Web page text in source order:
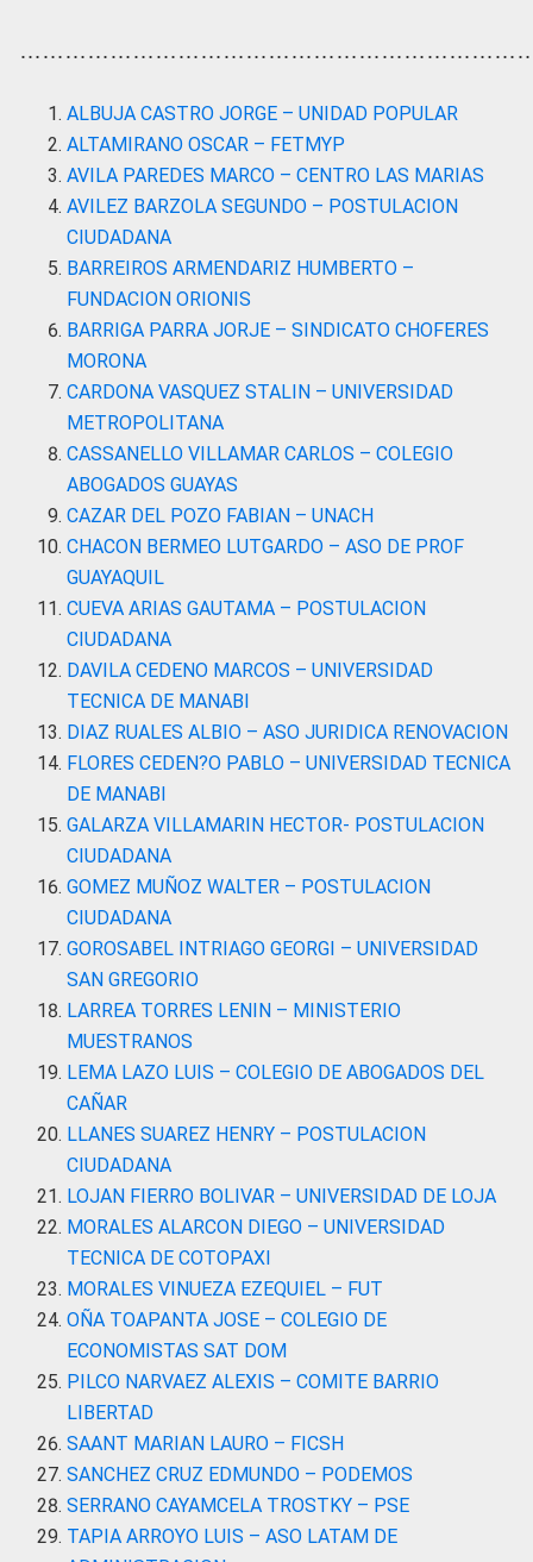
ALBUJA CASTRO JORGE – UNIDAD POPULAR
ALTAMIRANO OSCAR – FETMYP
AVILA PAREDES MARCO – CENTRO LAS MARIAS
AVILEZ BARZOLA SEGUNDO – POSTULACION
CIUDADANA
BARREIROS ARMENDARIZ HUMBERTO –
FUNDACION ORIONIS
BARRIGA PARRA JORJE – SINDICATO CHOFERES
MORONA
CARDONA VASQUEZ STALIN – UNIVERSIDAD
METROPOLITANA
CASSANELLO VILLAMAR CARLOS – COLEGIO
ABOGADOS GUAYAS
CAZAR DEL POZO FABIAN – UNACH
CHACON BERMEO LUTGARDO – ASO DE PROF
GUAYAQUIL
CUEVA ARIAS GAUTAMA – POSTULACION
CIUDADANA
DAVILA CEDENO MARCOS – UNIVERSIDAD
TECNICA DE MANABI
DIAZ RUALES ALBIO – ASO JURIDICA RENOVACION
FLORES CEDEN?O PABLO – UNIVERSIDAD TECNICA
DE MANABI
GALARZA VILLAMARIN HECTOR- POSTULACION
CIUDADANA
GOMEZ MUÑOZ WALTER – POSTULACION
CIUDADANA
GOROSABEL INTRIAGO GEORGI – UNIVERSIDAD
SAN GREGORIO
LARREA TORRES LENIN – MINISTERIO
MUESTRANOS
LEMA LAZO LUIS – COLEGIO DE ABOGADOS DEL
CAÑAR
LLANES SUAREZ HENRY – POSTULACION
CIUDADANA
LOJAN FIERRO BOLIVAR – UNIVERSIDAD DE LOJA
MORALES ALARCON DIEGO – UNIVERSIDAD
TECNICA DE COTOPAXI
MORALES VINUEZA EZEQUIEL – FUT
OÑA TOAPANTA JOSE – COLEGIO DE
ECONOMISTAS SAT DOM
PILCO NARVAEZ ALEXIS – COMITE BARRIO
LIBERTAD
SAANT MARIAN LAURO – FICSH
SANCHEZ CRUZ EDMUNDO – PODEMOS
SERRANO CAYAMCELA TROSTKY – PSE
TAPIA ARROYO LUIS – ASO LATAM DE